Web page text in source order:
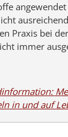
Praxis bei
immer
in und auf